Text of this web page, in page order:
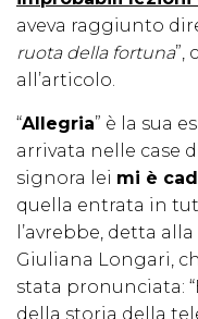
aveva raggiunto
ruota della fortuna”,
all’articolo.
“Allegria” è la sua
arrivata nelle case
signora lei mi è
quella entrata in
l’avrebbe, detta
Giuliana Longari,
stata pronunciata:
della storia della